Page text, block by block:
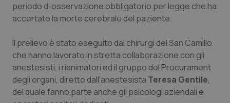
Campania
Emilia-Romagna
Friuli Venezia Giulia
Lazio
Car-T
Colesterolo & coronaropatie
Dermatite Atopica
Diabete & glucometri
periodo di osservazione obbligatorio per legge che ha
accertato la morte cerebrale del paziente.
Il prelievo è stato eseguito dai chirurgi del San Camillo
che hanno lavorato in stretta collaborazione con gli
anestesisti, i rianimatori ed il gruppo del Procurament
degli organi, diretto dall’anestesista Teresa Gentile,
del quale fanno parte anche gli psicologi aziendali e